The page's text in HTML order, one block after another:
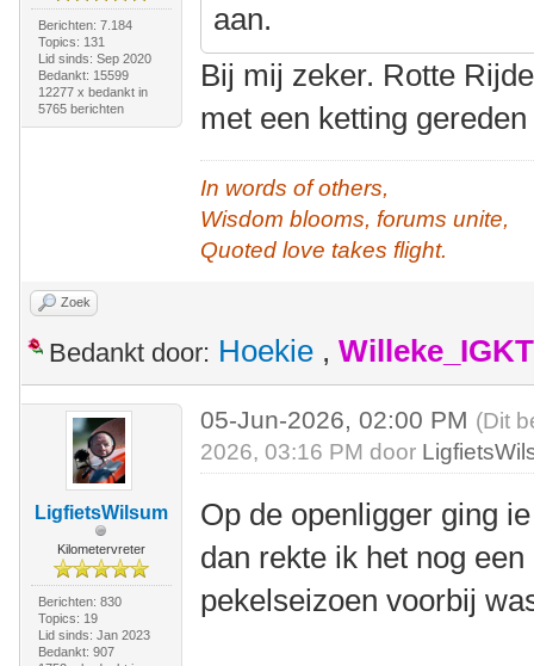
Berichten: 7.184
Topics: 131
Lid sinds: Sep 2020
Bedankt: 15599
12277 x bedankt in
5765 berichten
aan.
Bij mij zeker. Rotte
met een ketting
In words of others,
Wisdom blooms, forums unite,
Quoted love takes flight.
Zoek
Bedankt door: Hoekie , Willeke_IGKT
LigfietsWilsum
Kilometervreter
Berichten: 830
Topics: 19
Lid sinds: Jan 2023
Bedankt: 907
05-Jun-2026, 02:00 PM (Dit
2026, 03:16 PM door
Op de openligger ging
dan rekte ik het nog
pekelseizoen voorbij